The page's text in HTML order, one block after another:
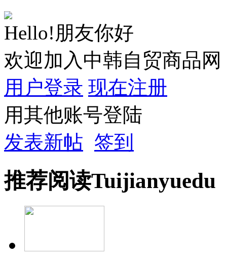
Hello!朋友你好
欢迎加入中韩自贸商品网
用户登录 现在注册
用其他账号登陆
发表新帖 签到
推荐阅读Tuijianyuedu